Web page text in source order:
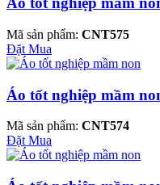
Mã sản phẩm: CNT575
Đặt Mua
Áo tốt nghiệp mầm
Mã sản phẩm: CNT574
Đặt Mua